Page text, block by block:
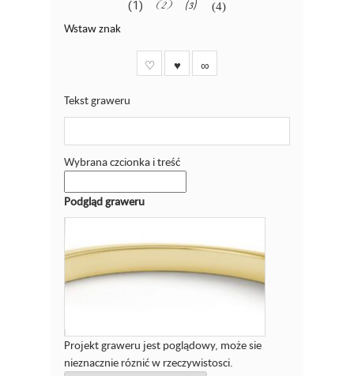
(1) (2) (3) (4)
Wstaw znak
♡ ♥ ∞
Tekst graweru
Wybrana czcionka i treść
Podgląd graweru
Projekt graweru jest poglądowy, może sie
nieznacznie róznić w rzeczywistosci.